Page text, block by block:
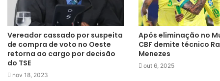
Vereador cassado por suspeita
de compra de voto no Oeste
retorna ao cargo por decisão
do TSE
nov 18, 2023
Após eliminação no
CBF demite técnico
Menezes
out 6, 2025